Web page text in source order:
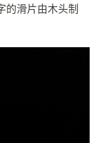
的滑片由木头制